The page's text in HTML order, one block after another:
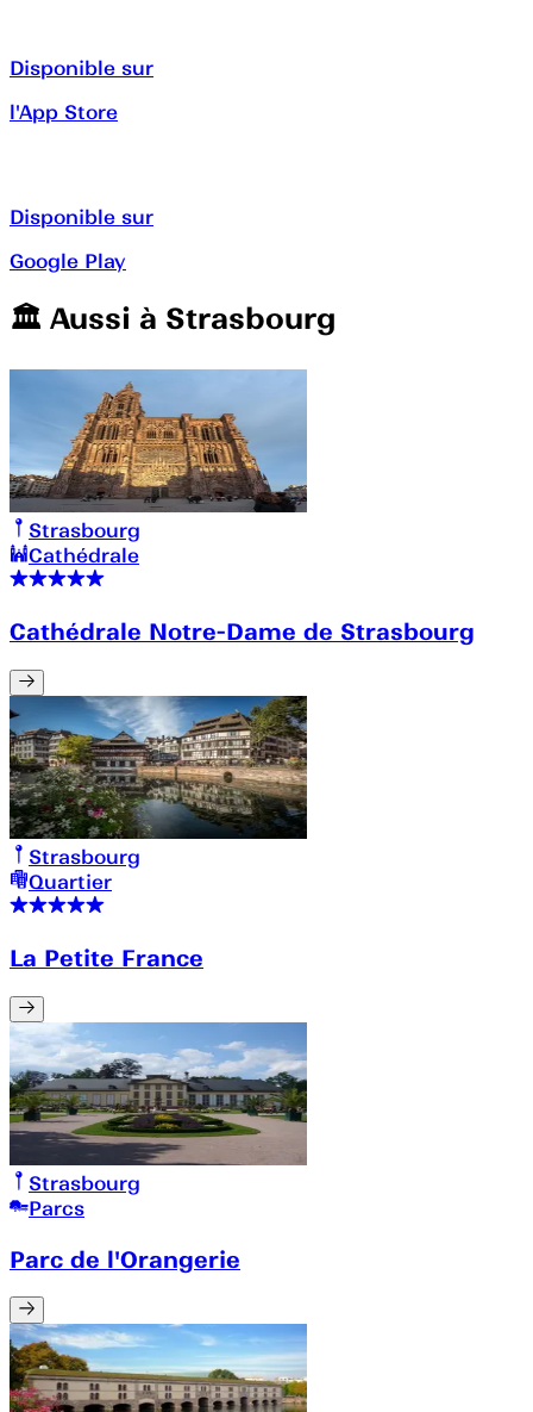
Disponible sur
l'App Store
Disponible sur
Google Play
🏛️️ Aussi à Strasbourg
Strasbourg
Cathédrale
Cathédrale Notre-Dame de Strasbourg
Strasbourg
Quartier
La Petite France
Strasbourg
Parcs
Parc de l'Orangerie